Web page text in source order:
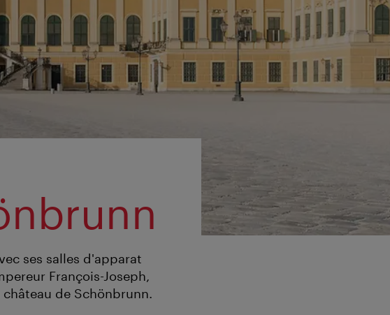
ses salles d'apparat
François-Joseph,
de Schönbrunn.